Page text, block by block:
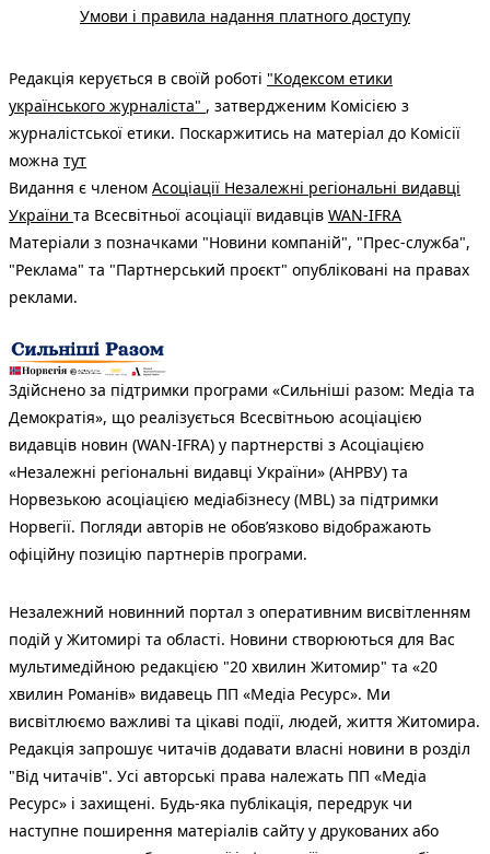
Умови і правила надання платного доступу
Редакція керується в своїй роботі "Кодексом етики
українського журналіста" , затвердженим Комісією з
журналістської етики. Поскаржитись на матеріал до Комісії
можна тут
Видання є членом Асоціації Незалежні регіональні видавці
України та Всесвітньої асоціації видавців WAN-IFRA
Матеріали з позначками "Новини компаній", "Прес-служба",
"Реклама" та "Партнерський проєкт" опубліковані на правах
реклами.
Здійснено за підтримки програми «Сильніші разом: Медіа та
Демократія», що реалізується Всесвітньою асоціацією
видавців новин (WAN-IFRA) у партнерстві з Асоціацією
«Незалежні регіональні видавці України» (АНРВУ) та
Норвезькою асоціацією медіабізнесу (MBL) за підтримки
Норвегії. Погляди авторів не обов’язково відображають
офіційну позицію партнерів програми.
Незалежний новинний портал з оперативним висвітленням
подій у Житомирі та області. Новини створюються для Вас
мультимедійною редакцією "20 хвилин Житомир" та «20
хвилин Романів» видавець ПП «Медіа Ресурс». Ми
висвітлюємо важливі та цікаві події, людей, життя Житомира.
Редакція запрошує читачів додавати власні новини в розділ
"Від читачів". Усі авторські права належать ПП «Медіа
Ресурс» і захищені. Будь-яка публiкацiя, передрук чи
наступне поширення матеріалів сайту у друкованих або